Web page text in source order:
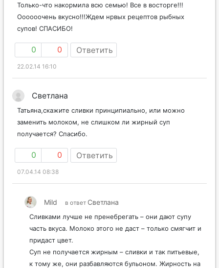
Только-что накормила всю семью! Все в восторге!!!
Оооооочень вкусно!!!Ждем нрвых рецептов рыбных
супов! СПАСИБО!
0 0 Ответить
22.02.14 16:10
Светлана
Татьяна,скажите сливки принципиально, или можно
заменить молоком, не слишком ли жирный суп
получается? Спасибо.
0 0 Ответить
07.04.14 08:38
Mild в ответ Светлана
Сливками лучше не пренебрегать – они дают супу
часть вкуса. Молоко этого не даст – только смягчит и
придаст цвет.
Суп не получается жирным – сливки и так питьевые,
к тому же, они разбавляются бульоном. Жирность на